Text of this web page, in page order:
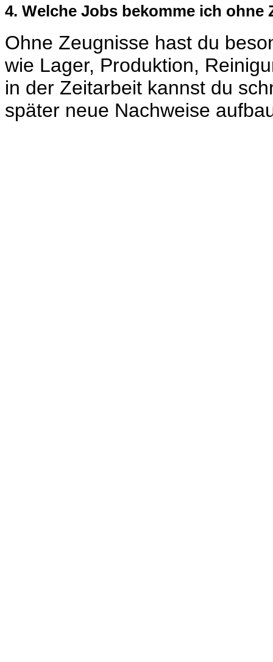
4. Welche Jobs bekomme ich ohne
Ohne Zeugnisse hast du
wie Lager, Produktion,
in der Zeitarbeit kannst du
später neue Nachweise